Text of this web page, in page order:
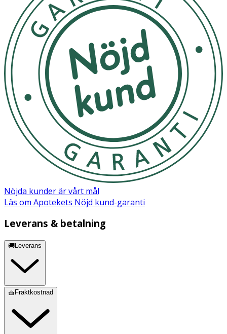
Nöjda kunder är vårt mål
Läs om Apotekets Nöjd kund-garanti
Leverans & betalning
🚚Leverans
🧺Fraktkostnad